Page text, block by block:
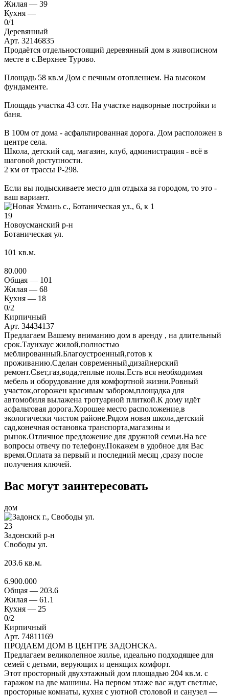
Жилая — 39
Кухня —
0/1
Деревянный
Арт. 32146835
Продаётся отдельностоящий деревянный дом в живописном
месте в с.Верхнее Турово.
Площадь 58 кв.м Дом с печным отоплением. На высоком
фундаменте.
Площадь участка 43 сот. На участке надворные постройки и
баня.
В 100м от дома - асфальтированная дорога. Дом расположен в
центре села.
Школа, детский сад, магазин, клуб, администрация - всё в
шаговой доступности.
2 км от трассы Р-298.
Если вы подыскиваете место для отдыха за городом, то это -
ваш вариант.
19
Новоусманский р-н
Ботаническая ул.
101 кв.м.
80.000
Общая — 101
Жилая — 68
Кухня — 18
0/2
Кирпичный
Арт. 34434137
Предлагаем Вашему вниманию дом в аренду , на длительный
срок.Таунхаус жилой,полностью
меблированный.Благоустроенный,готов к
проживанию.Сделан современный,дизайнерский
ремонт.Свет,газ,вода,теплые полы.Есть вся необходимая
мебель и оборудование для комфортной жизни.Ровный
участок,огорожен красивым забором,площадка для
автомобиля вылажена тротуарной плиткой.К дому идёт
асфальтовая дорога.Хорошее место расположение,в
экологически чистом районе.Рядом новая школа,детский
сад,конечная остановка транспорта,магазины и
рынок.Отличное предложение для дружной семьи.На все
вопросы отвечу по телефону.Покажем в удобное для Вас
время.Оплата за первый и последний месяц ,сразу после
получения ключей.
Вас могут заинтересовать
дом
23
Задонский р-н
Свободы ул.
203.6 кв.м.
6.900.000
Общая — 203.6
Жилая — 61.1
Кухня — 25
0/2
Кирпичный
Арт. 74811169
ПРОДАЕМ ДОМ В ЦЕНТРЕ ЗАДОНСКА.
Предлагаем великолепное жилье, идеально подходящее для
семей с детьми, верующих и ценящих комфорт.
Этот просторный двухэтажный дом площадью 204 кв.м. с
гаражом на две машины. На первом этаже вас ждут светлые,
просторные комнаты, кухня с уютной столовой и санузел —